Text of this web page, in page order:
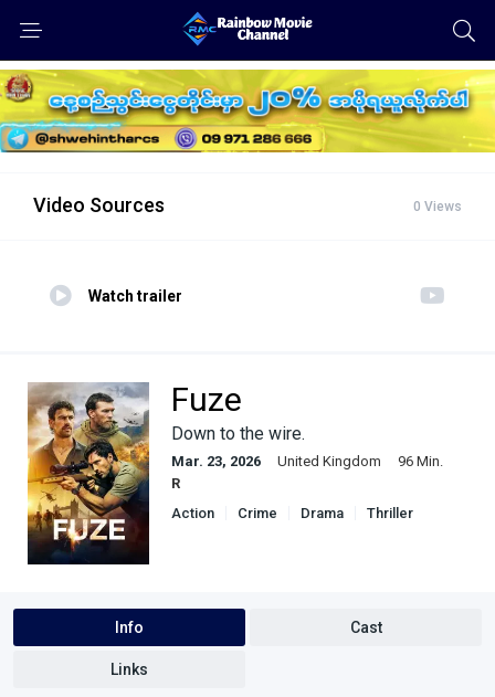
Video Sources 0 Views
Watch trailer
Fuze
Down to the wire.
Mar. 23, 2026 United Kingdom
96 Min.
R
Action
Crime Drama Thriller
Info Cast
Links